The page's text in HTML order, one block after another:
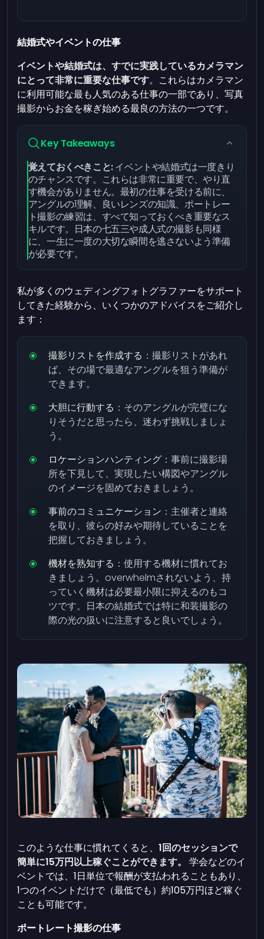
結婚式やイベントの仕事
イベントや結婚式は、すでに実践しているカメラマン
にとって非常に重要な仕事です。これらはカメラマン
に利用可能な最も人気のある仕事の一部であり、写真
撮影からお金を稼ぎ始める最良の方法の一つです。
Key Takeaways
覚えておくべきこと:イベントや結婚式は一度きり
のチャンスです。これらは非常に重要で、やり直
す機会がありません。最初の仕事を受ける前に、
アングルの理解、良いレンズの知識、ポートレー
ト撮影の練習は、すべて知っておくべき重要なス
キルです。日本の七五三や成人式の撮影も同様
に、一生に一度の大切な瞬間を逃さないよう準備
が必要です。
私が多くのウェディングフォトグラファーをサポート
してきた経験から、いくつかのアドバイスをご紹介し
ます：
撮影リストを作成する ：撮影リストがあれ
ば、その場で最適なアングルを狙う準備が
できます。
大胆に行動する ：そのアングルが完璧にな
りそうだと思ったら、迷わず挑戦しましょ
う。
ロケーションハンティング ：事前に撮影場
所を下見して、実現したい構図やアングル
のイメージを固めておきましょう。
事前のコミュニケーション ：主催者と連絡
を取り、彼らの好みや期待していることを
把握しておきましょう。
機材を熟知する ：使用する機材に慣れてお
きましょう。overwhelmされないよう、持
っていく機材は必要最小限に抑えるのもコ
ツです。日本の結婚式では特に和装撮影の
際の光の扱いに注意すると良いでしょう。
このような仕事に慣れてくると、1回のセッションで
簡単に15万円以上稼ぐことができます。
学会などのイ
ベントでは、1日単位で報酬が支払われることもあり、
1つのイベントだけで（最低でも）約105万円ほど稼ぐ
ことも可能です。
ポートレート撮影の仕事